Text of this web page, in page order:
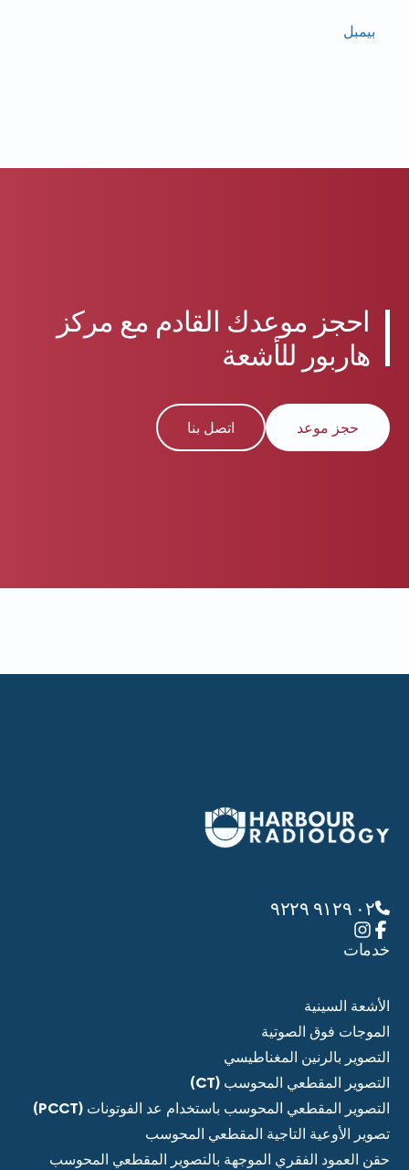
بيمبل
احجز موعدك القادم مع مركز
هاربور للأشعة
حجز موعد اتصل بنا
٠٢ ٩١٢٩ ٩٢٢٩
خدمات
الأشعة السينية
الموجات فوق الصوتية
التصوير بالرنين المغناطيسي
التصوير المقطعي المحوسب (CT)
التصوير المقطعي المحوسب باستخدام عد الفوتونات (PCCT)
تصوير الأوعية التاجية المقطعي المحوسب
حقن العمود الفقري الموجهة بالتصوير المقطعي المحوسب